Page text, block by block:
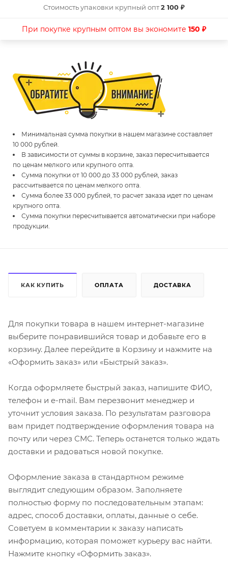
Стоимость упаковки крупный опт2 100 ₽
При покупке крупным оптом вы экономите 150 ₽
Минимальная сумма покупки в нашем магазине составляет
10 000 рублей.
В зависимости от суммы в корзине, заказ пересчитывается
по ценам мелкого или крупного опта.
Сумма покупки от 10 000 до 33 000 рублей, заказ
рассчитывается по ценам мелкого опта.
Сумма более 33 000 рублей, то расчет заказа идет по ценам
крупного опта.
Сумма покупки пересчитывается автоматически при наборе
продукции.
КАК КУПИТЬ ОПЛАТА ДОСТАВКА
Для покупки товара в нашем интернет-магазине
выберите понравившийся товар и добавьте его в
корзину. Далее перейдите в Корзину и нажмите на
«Оформить заказ» или «Быстрый заказ».
Когда оформляете быстрый заказ, напишите ФИО,
телефон и e-mail. Вам перезвонит менеджер и
уточнит условия заказа. По результатам разговора
вам придет подтверждение оформления товара на
почту или через СМС. Теперь останется только ждать
доставки и радоваться новой покупке.
Оформление заказа в стандартном режиме
выглядит следующим образом. Заполняете
полностью форму по последовательным этапам:
адрес, способ доставки, оплаты, данные о себе.
Советуем в комментарии к заказу написать
информацию, которая поможет курьеру вас найти.
Нажмите кнопку «Оформить заказ».